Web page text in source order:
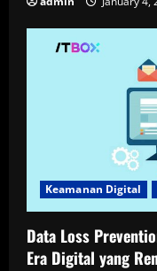
Keamanan Digital
Data Loss
Era Digital yang